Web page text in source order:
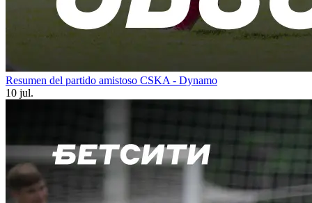
Resumen del partido amistoso CSKA - Dynamo
10 jul.